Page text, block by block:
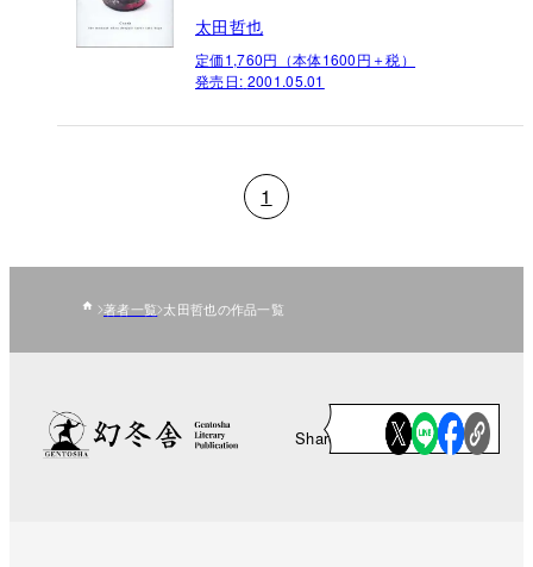
太田哲也
定価1,760円（本体1600円＋税）
発売日: 2001.05.01
1
著者一覧 太田哲也の作品一覧
Share